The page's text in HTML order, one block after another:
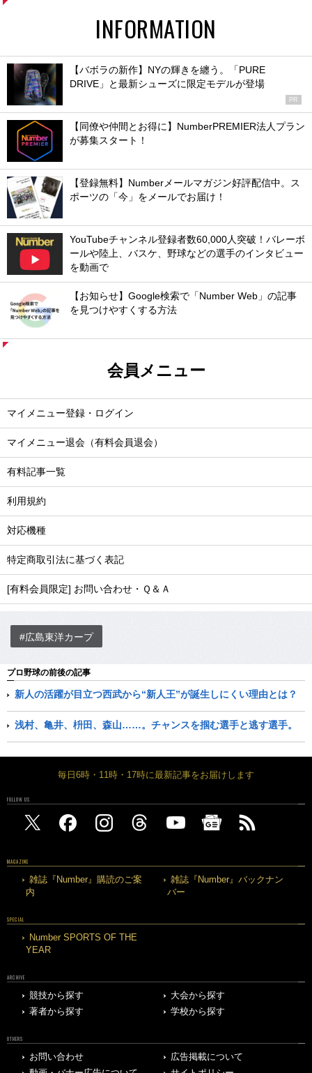
INFORMATION
【バボラの新作】NYの輝きを纏う。「PURE
DRIVE」と最新シューズに限定モデルが登場
PR
【同僚や仲間とお得に】NumberPREMIER法人プラン
が募集スタート！
【登録無料】Numberメールマガジン好評配信中。ス
ポーツの「今」をメールでお届け！
YouTubeチャンネル登録者数60,000人突破！バレーボ
ールや陸上、バスケ、野球などの選手のインタビュー
を動画で
【お知らせ】Google検索で「Number Web」の記事
を見つけやすくする方法
会員メニュー
マイメニュー登録・ログイン
マイメニュー退会（有料会員退会）
有料記事一覧
利用規約
対応機種
特定商取引法に基づく表記
[有料会員限定] お問い合わせ・Ｑ＆Ａ
#広島東洋カープ
プロ野球の前後の記事
新人の活躍が目立つ西武から“新人王”が誕生しにくい理由とは？
浅村、亀井、枡田、森山……。チャンスを掴む選手と逃す選手。
毎日6時・11時・17時に最新記事をお届けします
FOLLOW US
MAGAZINE
雑誌『Number』購読のご案
内
雑誌『Number』バックナン
バー
SPECIAL
Number SPORTS OF THE
YEAR
ARCHIVE
競技から探す
大会から探す
著者から探す
学校から探す
OTHERS
お問い合わせ
広告掲載について